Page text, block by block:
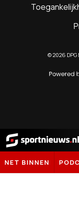
©2026
Sportnieuws.nl
NET BINNEN